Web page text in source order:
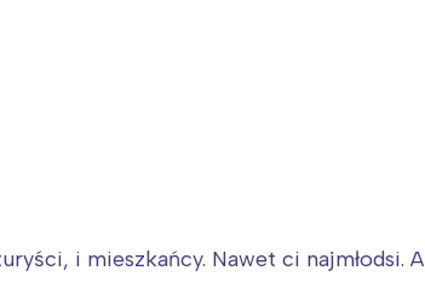
i mieszkańcy. Nawet ci najmłodsi.